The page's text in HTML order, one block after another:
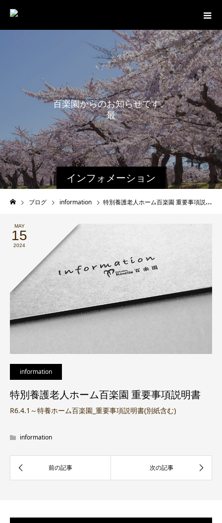
インフォメーション
百楽園からのお知らせです。
最新情報
ブログ information 特別養護老人ホーム百楽園 重要事項説明書
MAY
15
2024
information
特別養護老人ホーム百楽園 重要事項説明書
R6.4.1～特養ホーム百楽園_重要事項説明書(別紙含む)
information